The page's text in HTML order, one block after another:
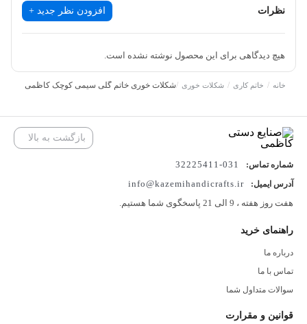
تزئین شده است. در لبه و درب آن ازسیم‌های
آن را آسان‌تر می‌کند.
💎 کیفیت، دوام و پوشش محافظ
برای افزایش دوام و براقیت، روی سطح شکلات‌خوریسه لایه پلی‌استر
شفافاعمال می‌شود. این روکش باعث درخشندگی دائمی و مقاومت
بیشتر در برابر رطوبت و گرد و غبار می‌شود.
نظرات افزودن نظر جدید +
هیچ دیدگاهی برای این محصول نوشته نشده است.
خانه / خاتم کاری / شکلات خوری /شکلات خوری خاتم گلی سیمی کوچک کاظمی
بازگشت به بالا
شماره تماس: 031-32225411
آدرس ایمیل:
info@kazemihandicrafts.ir
هفت روز هفته ، 9 الی 21 پاسخگوی شما هستیم.
راهنمای خرید
درباره ما
تماس با ما
سوالات متداول شما
قوانین و مقرارت